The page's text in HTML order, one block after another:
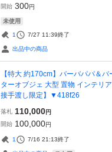
開始 300円
未使用
1 7/27 11:39終了
出品中の商品
【特大 約170cm】バーバパパ＆バ
ターオブジェ 大型 置物 インテリ
接手渡し限定】▼418f26
落札 110,000円
開始 100,000円
1 7/16 21:13終了